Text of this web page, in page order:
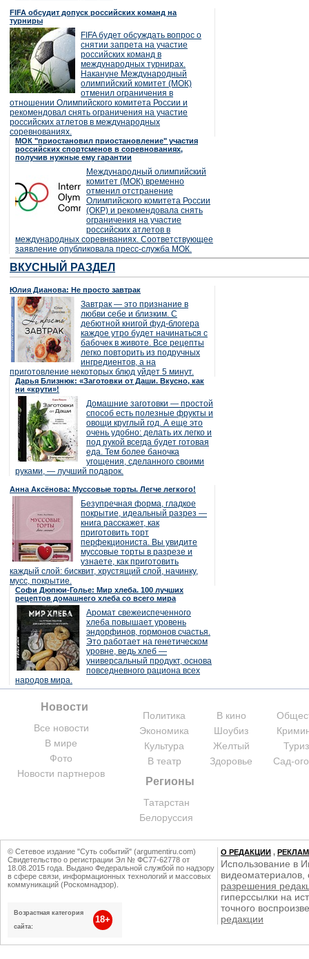
FIFA обсудит допуск российских команд на
турниры
FIFA будет обсуждать вопрос о
снятии запрета на участие
российских команд в
международных турнирах.
Накануне Международный
олимпийский комитет (МОК)
отменил ограничения в
отношении Олимпийского комитета России и
рекомендовал снять ограничения на участие
российских атлетов в международных
соревнованиях.
МОК "приостановил приостановление" участия
российских спортсменов в соревнованиях,
получив нужные ему гарантии
Международный олимпийский
комитет (МОК) временно
отменил отстранение
Олимпийского комитета России
(ОКР) и рекомендовала снять
ограничения на участие
российских атлетов в
международных соревнваниях. Соответствующее
заявление опубликовала пресс-служба МОК.
ВКУСНЫЙ РАЗДЕЛ
Юлия Дианова: Не просто завтрак
Завтрак — это признание в
любви себе и близким. С
дебютной книгой фуд-блогера
каждое утро будет начинаться с
бабочек в животе. Все рецепты
легко повторить из подручных
ингредиентов, а на
приготовление некоторых блюд уйдет 5 минут.
Дарья Близнюк: «Заготовки от Даши. Вкусно, как
ни «крути»!
Домашние заготовки — простой
способ есть полезные фрукты и
овощи круглый год. А еще это
очень удобно: делать их легко и
под рукой всегда будет готовая
еда. Тем более баночка
угощения, сделанного своими
руками, — лучший подарок.
Анна Аксёнова: Муссовые торты. Легче легкого!
Безупречная форма, гладкое
покрытие, идеальный разрез —
книга расскажет, как
приготовить торт
перфекциониста. Вы увидите
муссовые торты в разрезе и
узнаете, как приготовить
каждый слой: бисквит, хрустящий слой, начинку,
мусс, покрытие.
Софи Дюпюи-Голье: Мир хлеба. 100 лучших
рецептов домашнего хлеба со всего мира
Аромат свежеиспеченного
хлеба повышает уровень
эндорфинов, гормонов счастья.
Это работает на генетическом
уровне, ведь хлеб —
универсальный продукт, основа
повседневного рациона всех
народов мира.
Новости
Все новости
В мире
Фото
Новости партнеров
Политика
Экономика
Культура
В театр
В кино
Шоубиз
Желтый
Здоровье
Сад-
Регионы
Татарстан
Белоруссия
© Сетевое издание "Суть событий" (argumentiru.com)
Свидетельство о регистрации Эл № ФС77-62778 от
18.08.2015 года. Выдано Федеральной службой по надзору
в сфере связи, информационных технологий и массовых
коммуникаций (Роскомнадзор).
Возрастная категория
сайта:
18+
О РЕДАКЦИИ ,
Использование в
видеоматериалов,
разрешения
гиперссылки на
точного
редакции